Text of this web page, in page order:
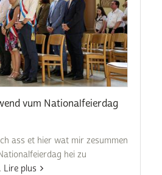
vum Nationalfeierdag
ass et hier wat mir zesummen
hei zu
Lire plus